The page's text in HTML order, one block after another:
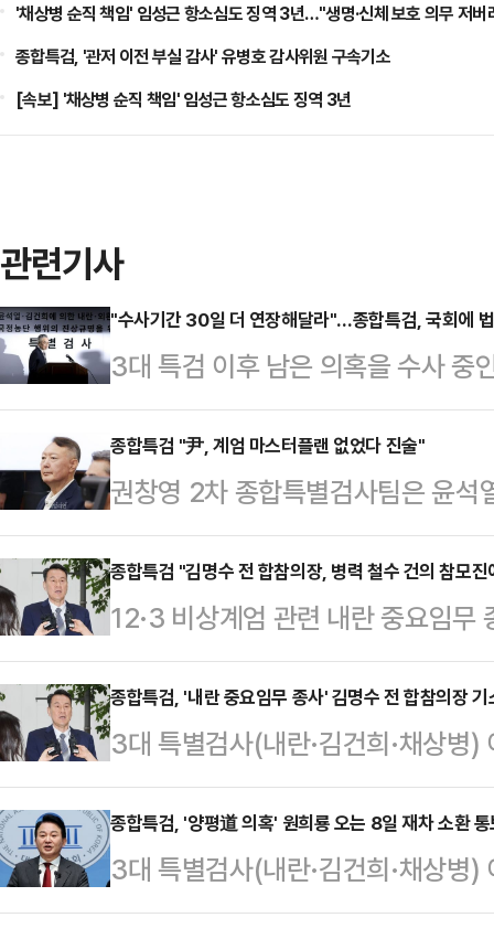
'채상병 순직 책임' 임성근 항소심도 징역 3년…"생명·신체 보호 의무 저버
종합특검, '관저 이전 부실 감사' 유병호 감사위원 구속기소
[속보] '채상병 순직 책임' 임성근 항소심도 징역 3년
관련기사
"수사기간 30일 더 연장해달라"…종합특검, 국회에
3대 특검 이후 남은 의혹을 수사 중
특검법 개정을 통해 수사 기한을
계에 따르면 특검팀은 지난 1일 국
서영교 의원에게 이같은 내용의 특
특검팀은 수사 기한을 30일씩 최
수사를 개시한 특검팀은 1차 수사
신청했다. 이에 따라 특검팀은 오
러나 앞선…
종합특검 "尹, 계엄 마스터플랜 없었다 진술"
권창영 2차 종합특별검사팀은 윤
포만 하는 거였다"며 '마스터플랜'
일 법조계에 따르면 김정민 특검보
당시 '비상계엄을 언제 시작해서 언
는지'에 대한 질문에 "그냥 선포만
조치를 취한 바가 없다"고 답했다
대통령을 군형법상 반란 혐의 피의
계엄 당시 …
종합특검 "김명수 전 합참의장, 병력 철수 건의 참모
12·3 비상계엄 관련 내란 중요임무
국군합동참모본부 의장이 병력 철
소극적으로 대응했다고 특검팀이
수사한 권창영 2차종합특검팀은
내에서 발생한 일들을 시간 흐름에
엄 선포 직후인 지난 2024년 12월
장관이 합참 전투통제실에서 지휘
은 이 자리에서…
종합특검, '내란 중요임무 종사' 김명수 전 합참의장 기
3대 특별검사(내란·김건희·채상병
검팀이 12·3 비상계엄 당시 내란
부 의장을 '내란 중요임무 종사 혐
지를 통해 "금일 김 전 의장과 이재
합참차장, 김흥준 전 육군본부 정책
종합특검, '양평道 의혹' 원희룡 오는 8일 재차 소환
3대 특별검사(내란·김건희·채상병
검팀은 '서울~양평고속도로 노선